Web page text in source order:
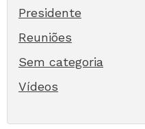
Presidente
Reuniões
Sem categoria
Vídeos